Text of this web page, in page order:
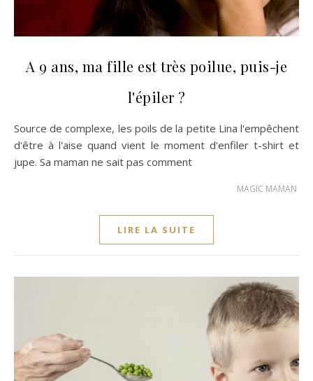
A 9 ans, ma fille est très poilue, puis-je
l'épiler ?
Source de complexe, les poils de la petite Lina l'empêchent
d'être à l'aise quand vient le moment d'enfiler t-shirt et
jupe. Sa maman ne sait pas comment
MAGIC MAMAN
LIRE LA SUITE